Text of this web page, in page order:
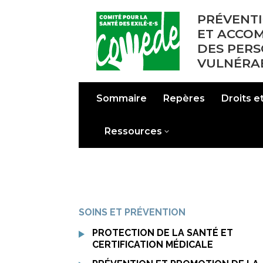
ET
DES
Sommaire Repères Droits
Ressources
SOINS ET PRÉVENTION
PROTECTION DE LA SANTÉ ET
CERTIFICATION MÉDICALE
15.1. Principes juridiques et
15.2 Certification médicale et
15.3. Certification et droit au séjour